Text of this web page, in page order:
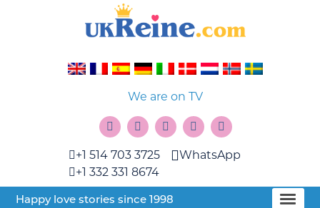
We are on TV
+1 514 703 3725
+1 332 331 8674
WhatsApp
Happy love stories since 1998